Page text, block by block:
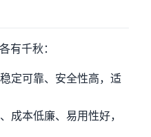
有千秋：
定可靠、安全性高，适
成本低廉、易用性好，